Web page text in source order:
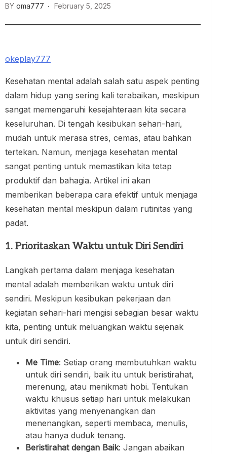
BY oma777 February 5, 2025
okeplay777
Kesehatan mental adalah salah satu aspek penting
dalam hidup yang sering kali terabaikan, meskipun
sangat memengaruhi kesejahteraan kita secara
keseluruhan. Di tengah kesibukan sehari-hari,
mudah untuk merasa stres, cemas, atau bahkan
tertekan. Namun, menjaga kesehatan mental
sangat penting untuk memastikan kita tetap
produktif dan bahagia. Artikel ini akan
memberikan beberapa cara efektif untuk menjaga
kesehatan mental meskipun dalam rutinitas yang
padat.
1. Prioritaskan Waktu untuk Diri Sendiri
Langkah pertama dalam menjaga kesehatan
mental adalah memberikan waktu untuk diri
sendiri. Meskipun kesibukan pekerjaan dan
kegiatan sehari-hari mengisi sebagian besar waktu
kita, penting untuk meluangkan waktu sejenak
untuk diri sendiri.
Me Time: Setiap orang membutuhkan waktu
untuk diri sendiri, baik itu untuk beristirahat,
merenung, atau menikmati hobi. Tentukan
waktu khusus setiap hari untuk melakukan
aktivitas yang menyenangkan dan
menenangkan, seperti membaca, menulis,
atau hanya duduk tenang.
Beristirahat dengan Baik: Jangan abaikan